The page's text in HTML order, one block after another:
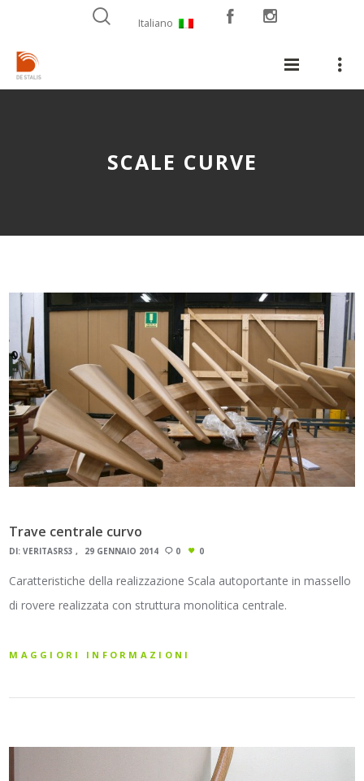
Italiano
SCALE CURVE
Trave centrale curvo
DI:VERITASRS3 29 GENNAIO 2014 0 0
Caratteristiche della realizzazione Scala autoportante in massello
di rovere realizzata con struttura monolitica centrale.
MAGGIORI INFORMAZIONI